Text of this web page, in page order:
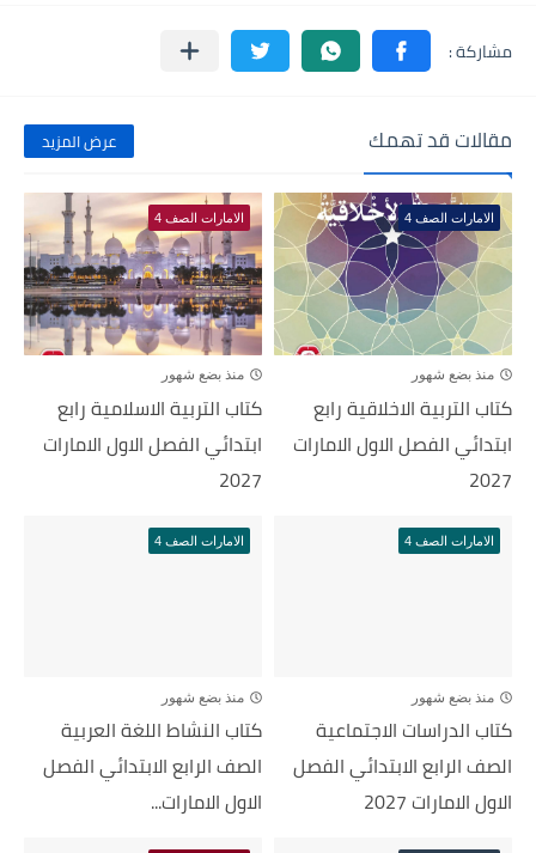
مقالات قد تهمك عرض المزيد
الامارات الصف 4
منذ بضع شهور
كتاب التربية الاخلاقية رابع
ابتدائي الفصل الاول الامارات
2027
الامارات الصف 4
منذ بضع شهور
كتاب التربية الاسلامية رابع
ابتدائي الفصل الاول الامارات
2027
الامارات الصف 4
منذ بضع شهور
كتاب الدراسات الاجتماعية
الصف الرابع الابتدائي الفصل
الاول الامارات 2027
الامارات الصف 4
منذ بضع شهور
كتاب النشاط اللغة العربية
الصف الرابع الابتدائي الفصل
الاول الامارات...